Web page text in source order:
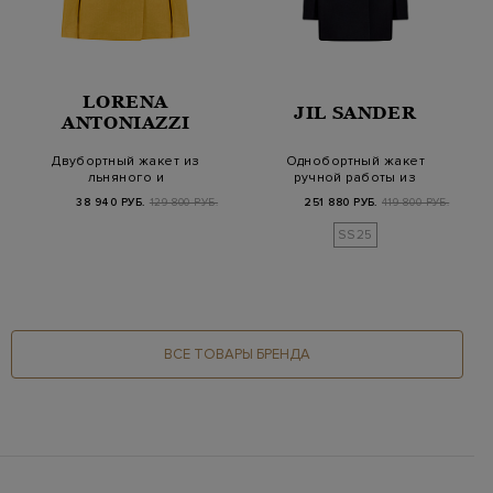
LORENA
ANTONIAZZI
Двубортный жакет из
льняного и
симв…
38 940 РУБ. 129 800 РУБ.
JIL SANDER
Однобортный жакет
ручной работы из
251 880 РУБ. 419 800 РУБ.
SS25
ВСЕ ТОВАРЫ БРЕНДА